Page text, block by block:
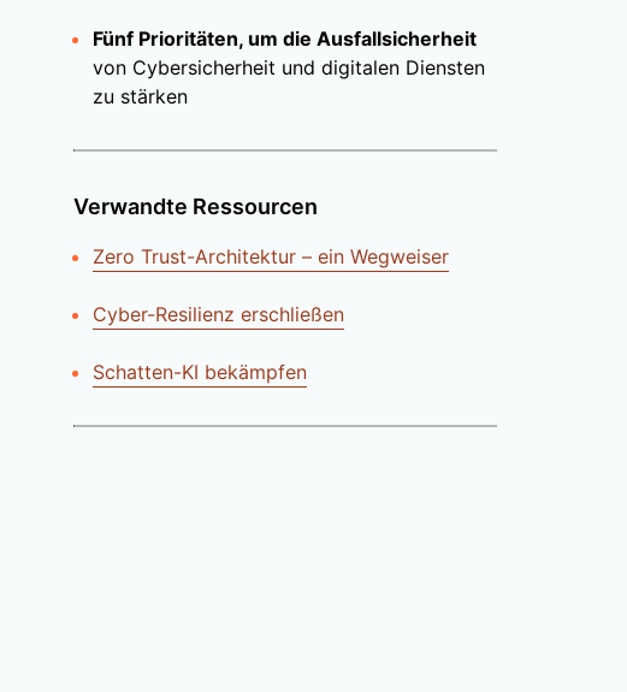
Fünf Prioritäten, um die Ausfallsicherheit
von Cybersicherheit und digitalen Diensten
zu stärken
Verwandte Ressourcen
Zero Trust-Architektur – ein Wegweiser
Cyber-Resilienz erschließen
Schatten-KI bekämpfen